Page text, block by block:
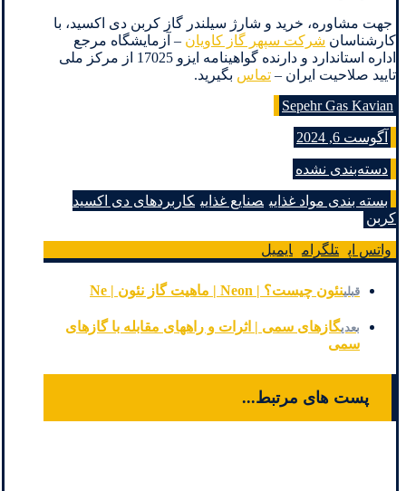
جهت مشاوره، خرید و شارژ سیلندر گاز کربن دی اکسید، با
کارشناسان شرکت سپهر گاز کاویان – آزمایشگاه مرجع
اداره استاندارد و دارنده گواهینامه ایزو 17025 از مرکز ملی
تایید صلاحیت ایران – تماس بگیرید.
Sepehr Gas Kavian
آگوست 6, 2024
دسته‌بندی نشده
بسته بندی مواد غذایی صنایع غذایی کاربردهای دی اکسید
کربن
واتس اپ تلگرام ایمیل
قبلینئون چیست؟ | Neon | ماهیت گاز نئون | Ne
بعدیگازهای سمی | اثرات و راههای مقابله با گازهای
سمی
پست های مرتبط...